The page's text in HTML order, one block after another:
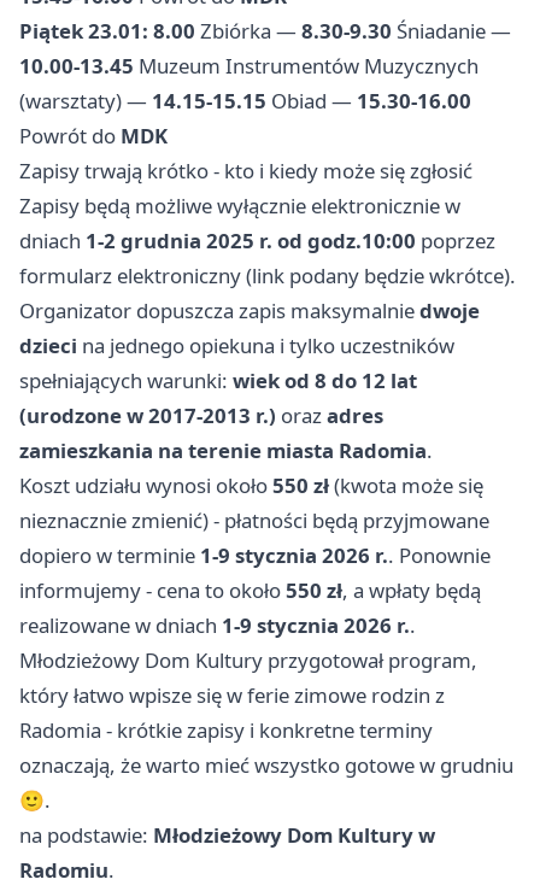
Piątek 23.01: 8.00 Zbiórka — 8.30-9.30 Śniadanie —
10.00-13.45 Muzeum Instrumentów Muzycznych
(warsztaty) — 14.15-15.15 Obiad — 15.30-16.00
Powrót do MDK
Zapisy trwają krótko - kto i kiedy może się zgłosić
Zapisy będą możliwe wyłącznie elektronicznie w
dniach 1-2 grudnia 2025 r. od godz.10:00 poprzez
formularz elektroniczny (link podany będzie wkrótce).
Organizator dopuszcza zapis maksymalniedwoje
dzieci na jednego opiekuna i tylko uczestników
spełniających warunki: wiek od 8 do 12 lat
(urodzone w 2017-2013 r.) orazadres
zamieszkania na terenie miasta Radomia.
Koszt udziału wynosi około550 zł(kwota może się
nieznacznie zmienić) - płatności będą przyjmowane
dopiero w terminie 1-9 stycznia 2026 r.. Ponownie
informujemy - cena to około550 zł, a wpłaty będą
realizowane w dniach 1-9 stycznia 2026 r..
Młodzieżowy Dom Kultury przygotował program,
który łatwo wpisze się w ferie zimowe rodzin z
Radomia - krótkie zapisy i konkretne terminy
oznaczają, że warto mieć wszystko gotowe w grudniu
🙂.
na podstawie: Młodzieżowy Dom Kultury w
Radomiu.